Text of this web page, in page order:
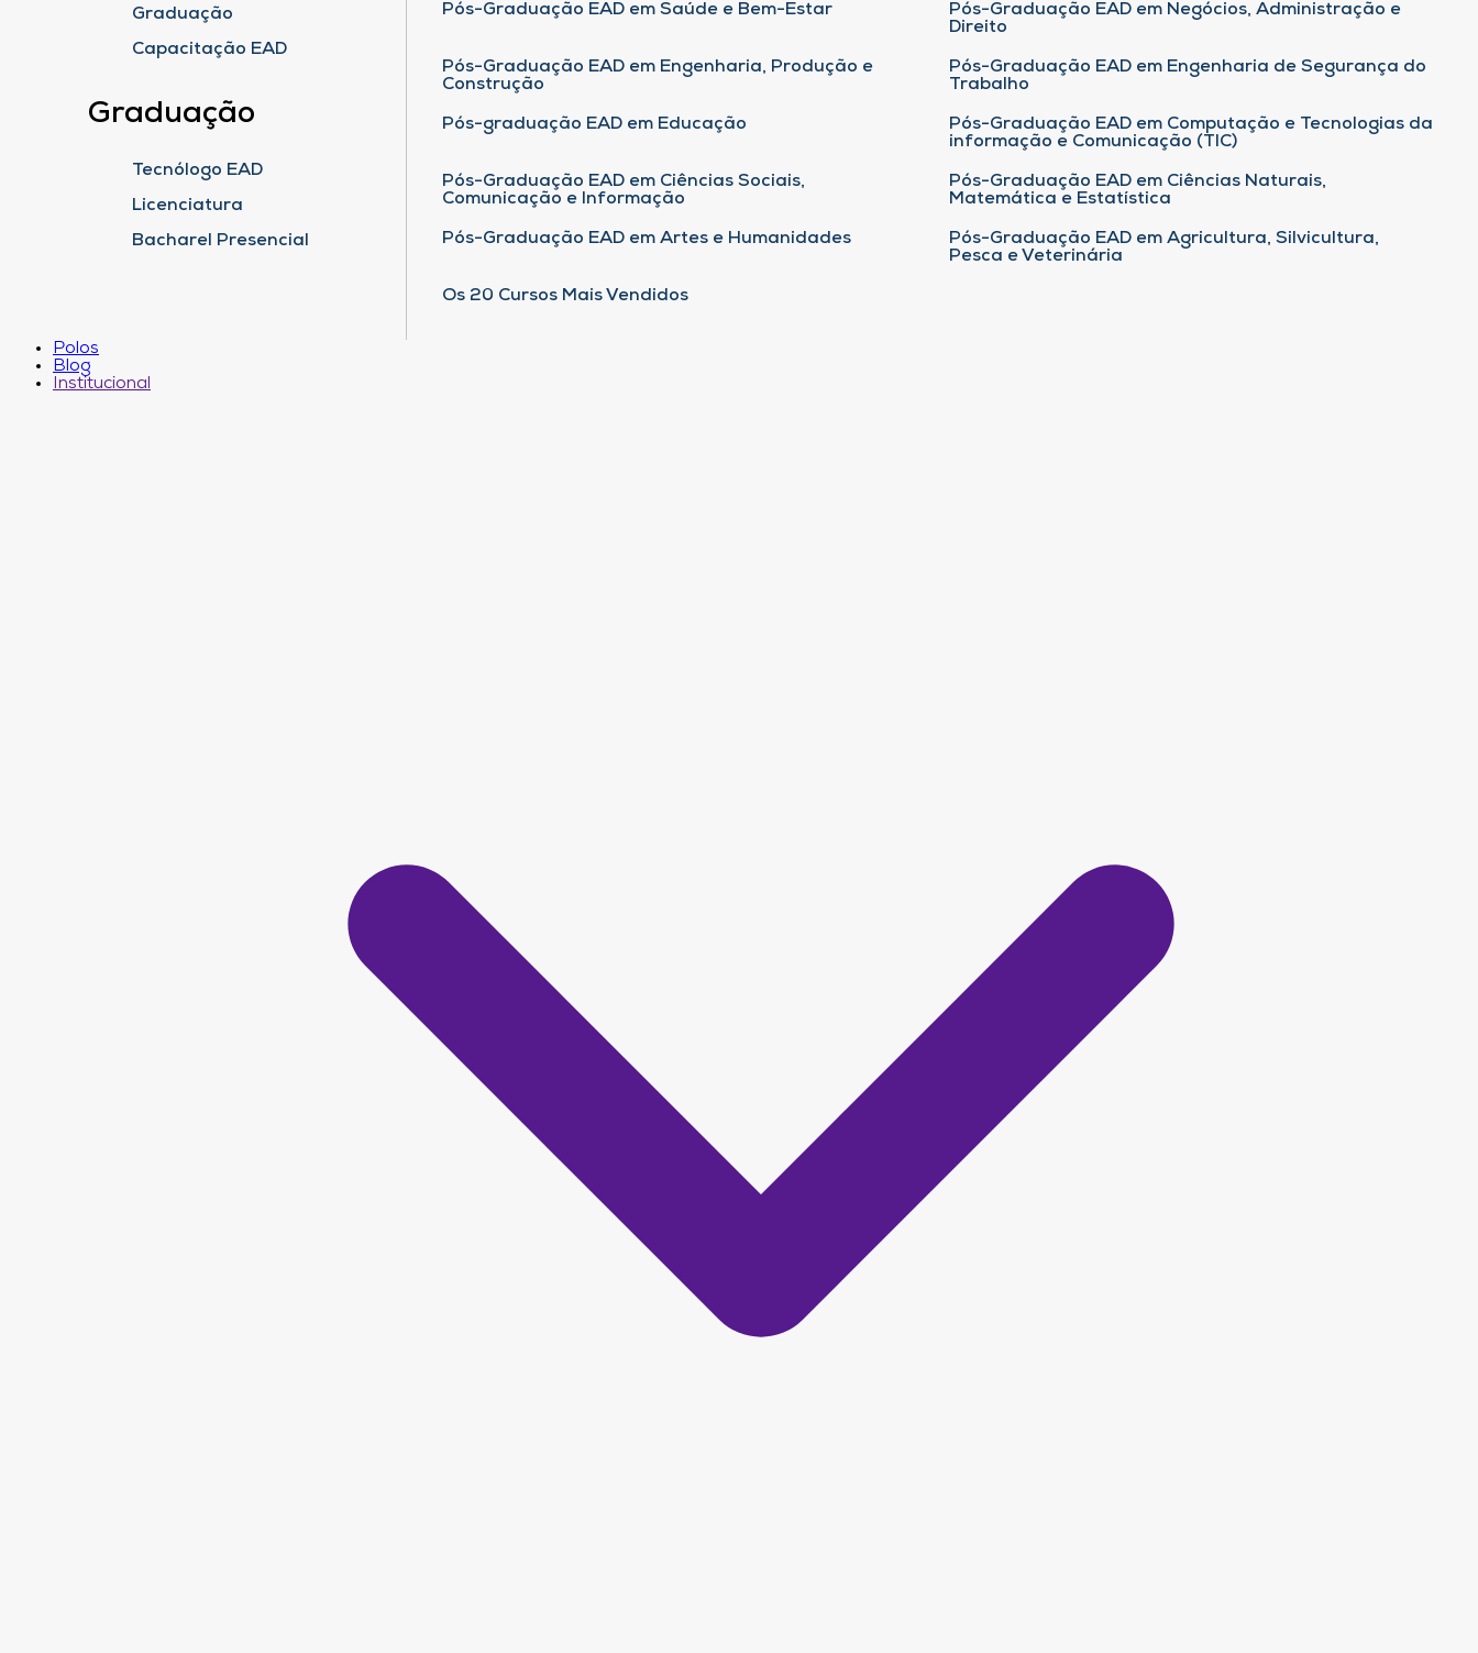
Graduação
Capacitação EAD
Graduação
Tecnólogo EAD
Licenciatura
Bacharel Presencial
Pós-Graduação EAD em Saúde e Bem-Estar
Pós-Graduação EAD em Negócios, Administração e
Direito
Pós-Graduação EAD em Engenharia, Produção e
Construção
Pós-Graduação EAD em Engenharia de Segurança do
Trabalho
Pós-graduação EAD em Educação
Pós-Graduação EAD em Computação e Tecnologias da
informação e Comunicação (TIC)
Pós-Graduação EAD em Ciências Sociais,
Comunicação e Informação
Pós-Graduação EAD em Ciências Naturais,
Matemática e Estatística
Pós-Graduação EAD em Artes e Humanidades
Pós-Graduação EAD em Agricultura, Silvicultura,
Pesca e Veterinária
Os 20 Cursos Mais Vendidos
Polos
Blog
Institucional